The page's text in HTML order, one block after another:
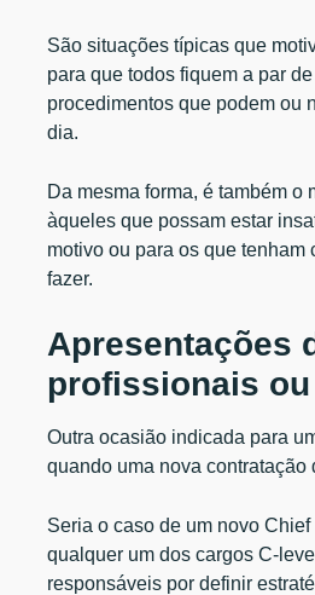
São situações típicas que
para que todos fiquem a par
procedimentos que podem ou
dia.
Da mesma forma, é também o
àqueles que possam estar
motivo ou para os que tenham
fazer.
Apresentações
profissionais
Outra ocasião indicada para
quando uma nova contratação
Seria o caso de um novo
qualquer um dos cargos C-
responsáveis por definir